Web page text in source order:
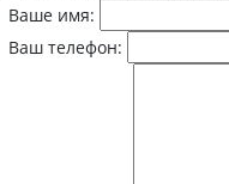
Ваше имя:
Ваш телефон: